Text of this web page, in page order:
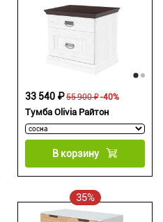
Тумба Olivia Райтон
55 900 ₽
33 540 ₽ -40%
В корзину
35%